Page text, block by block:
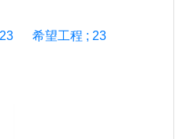
希望工程 ; 23